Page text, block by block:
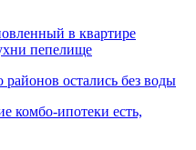
в квартире
пепелище
районов остались без воды
комбо-ипотеки есть,